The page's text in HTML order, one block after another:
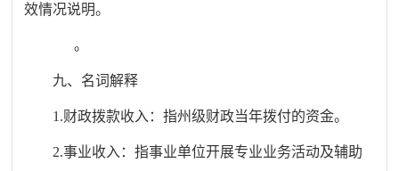
效情况说明。
。
九、名词解释
1.财政拨款收入：指州级财政当年拨付的资金。
2.事业收入：指事业单位开展专业业务活动及辅助